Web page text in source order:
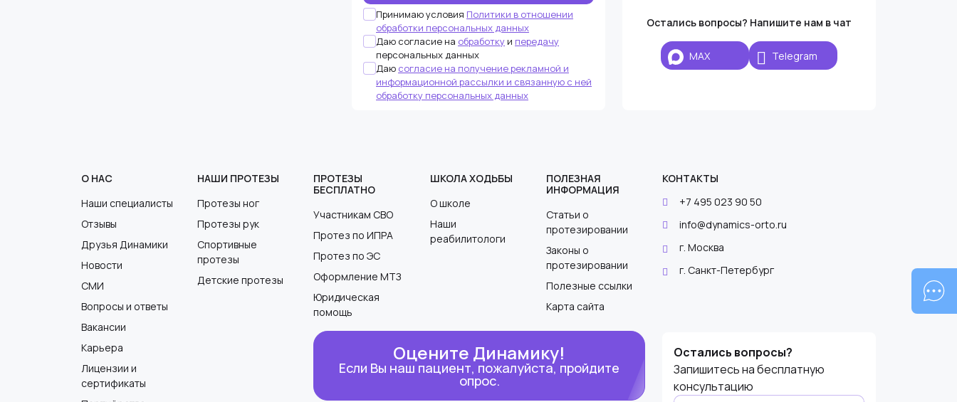
Принимаю условия Политики в отношении
обработки персональных данных
Даю согласие на обработку и передачу
персональных данных
Даю согласие на получение рекламной и
информационной рассылки и связанную с ней
обработку персональных данных
Остались вопросы? Напишите нам в чат
MAX Telegram
О НАС
Наши специалисты
Отзывы
Друзья Динамики
Новости
СМИ
Вопросы и ответы
Вакансии
Карьера
Лицензии и
сертификаты
НАШИ ПРОТЕЗЫ
Протезы ног
Протезы рук
Спортивные
протезы
Детские протезы
ПРОТЕЗЫ
БЕСПЛАТНО
Участникам СВО
Протез по ИПРА
Протез по ЭС
Оформление МТЗ
Юридическая
помощь
ШКОЛА ХОДЬБЫ
О школе
Наши
реабилитологи
ПОЛЕЗНАЯ
ИНФОРМАЦИЯ
Статьи о
протезировании
Законы о
протезировании
Полезные ссылки
Карта сайта
КОНТАКТЫ
+7 495 023 90 50
info@dynamics-orto.ru
г. Москва
г. Санкт-Петербург
Оцените Динамику!
Если Вы наш пациент, пожалуйста, пройдите
опрос.
это поле
пустым.
Остались вопросы?
Запишитесь на бесплатную
консультацию